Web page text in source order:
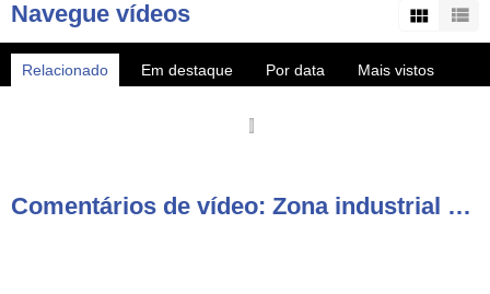
os Açores, notícias, vídeos e diretos HD dos melhores eventos da
região, também em MEO 167 nacional e NOS 187 nos Açores.
► Subscreva o canal YouTube
Navegue vídeos
Relacionado Em destaque Por data
Mais vistos
Comentários de vídeo: Zona industrial de Angra aumenta a capacidade de instalação de empresas e indústria